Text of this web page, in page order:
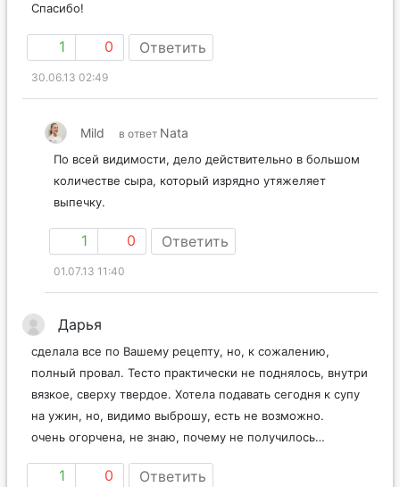
Спасибо!
1 0 Ответить
30.06.13 02:49
Mild в ответ Nata
По всей видимости, дело действительно в большом
количестве сыра, который изрядно утяжеляет
выпечку.
1 0 Ответить
01.07.13 11:40
Дарья
сделала все по Вашему рецепту, но, к сожалению,
полный провал. Тесто практически не поднялось, внутри
вязкое, сверху твердое. Хотела подавать сегодня к супу
на ужин, но, видимо выброшу, есть не возможно.
очень огорчена, не знаю, почему не получилось…
1 0 Ответить